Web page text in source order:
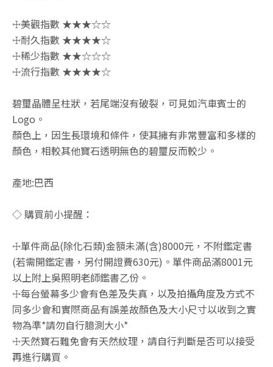
☩美觀指數 ★★★☆☆
☩耐久指數 ★★★★☆
☩稀少指數 ★★☆☆☆
☩流行指數 ★★★★☆
碧璽晶體呈柱狀，若尾端沒有破裂，可見如汽車賓士的
Logo。
顏色上，因生長環境和條件，使其擁有非常豐富和多樣的
顏色，相較其他寶石透明無色的碧璽反而較少。
產地:巴西
◇ 購買前小提醒：
☩單件商品(除化石類)金額未滿(含)8000元，不附鑑定書
(若需開鑑定書，另付開證費630元)。單件商品滿8001元
以上附上吳照明老師鑑書乙份。
☩每台螢幕多少會有色差及失真，以及拍攝角度及方式不
同多少會和實際商品有誤差故顏色及大小尺寸以收到之實
物為準*請勿自行臆測大小*
☩天然寶石難免會有天然紋理，請自行判斷是否可以接受
再進行購買。